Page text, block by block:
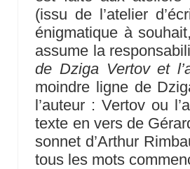
(issu de l’atelier
énigmatique à
assume la
de Dziga Vertov et
moindre ligne de
l’auteur : Vertov ou
texte en vers de
sonnet d’Arthur
tous les mots